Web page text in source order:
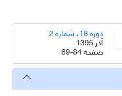
دوره 18، شماره 2
آذر 1395
صفحه69-84